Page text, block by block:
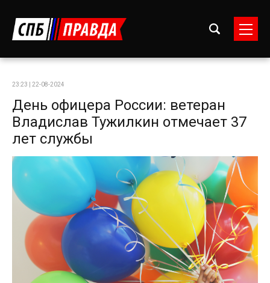
23:23 | 22-08-2024
День офицера России: ветеран
Владислав Тужилкин отмечает 37
лет службы